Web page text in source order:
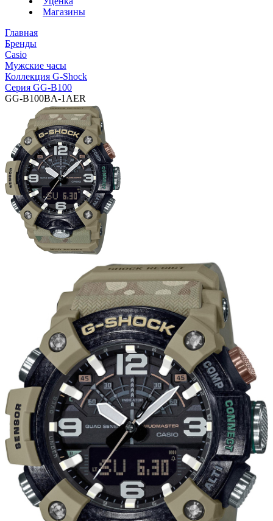
Магазины
Главная
Бренды
Casio
Мужские часы
Коллекция G-Shock
Серия GG-B100
GG-B100BA-1AER